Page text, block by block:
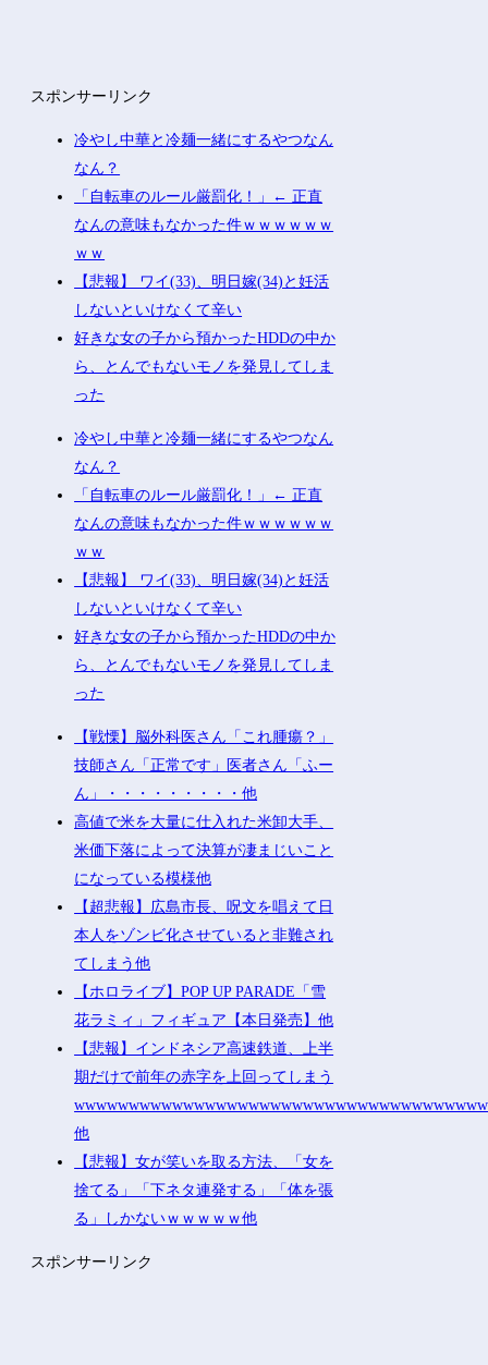
スポンサーリンク
冷やし中華と冷麺一緒にするやつなん
なん？
「自転車のルール厳罰化！」← 正直
なんの意味もなかった件ｗｗｗｗｗｗ
ｗｗ
【悲報】 ワイ(33)、明日嫁(34)と妊活
しないといけなくて辛い
好きな女の子から預かったHDDの中か
ら、とんでもないモノを発見してしま
った
冷やし中華と冷麺一緒にするやつなん
なん？
「自転車のルール厳罰化！」← 正直
なんの意味もなかった件ｗｗｗｗｗｗ
ｗｗ
【悲報】 ワイ(33)、明日嫁(34)と妊活
しないといけなくて辛い
好きな女の子から預かったHDDの中か
ら、とんでもないモノを発見してしま
った
【戦慄】脳外科医さん「これ腫瘍？」
技師さん「正常です」医者さん「ふー
ん」・・・・・・・・・他
高値で米を大量に仕入れた米卸大手、
米価下落によって決算が凄まじいこと
になっている模様他
【超悲報】広島市長、呪文を唱えて日
本人をゾンビ化させていると非難され
てしまう他
【ホロライブ】POP UP PARADE「雪
花ラミィ」フィギュア【本日発売】他
【悲報】インドネシア高速鉄道、上半
期だけで前年の赤字を上回ってしまう
他
【悲報】女が笑いを取る方法、「女を
捨てる」「下ネタ連発する」「体を張
る」しかないｗｗｗｗｗ他
スポンサーリンク